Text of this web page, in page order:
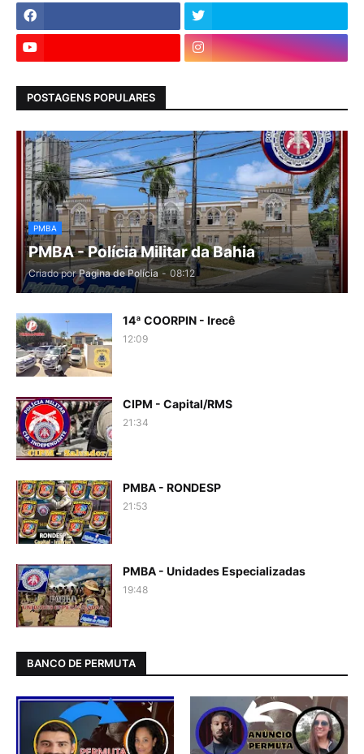
POSTAGENS POPULARES
PMBA
PMBA - Polícia Militar da Bahia
Criado por Pagina de Polícia - 08:12
14ª COORPIN - Irecê
12:09
CIPM - Capital/RMS
21:34
PMBA - RONDESP
21:53
PMBA - Unidades Especializadas
19:48
BANCO DE PERMUTA